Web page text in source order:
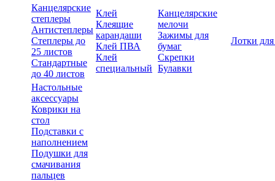
Канцелярские
степлеры
Антистеплеры
Степлеры до
25 листов
Стандартные
до 40 листов
Клей
Клеящие
карандаши
Клей ПВА
Клей
специальный
Канцелярские
мелочи
Зажимы для
бумаг
Скрепки
Булавки
Лотки
Настольные
аксессуары
Коврики на
стол
Подставки с
наполнением
Подушки для
смачивания
пальцев